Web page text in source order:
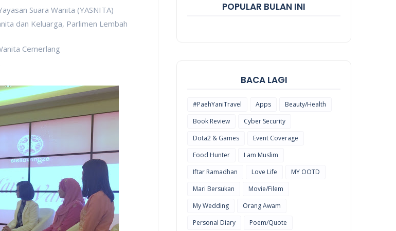
Suara Wanita (YASNITA)
dan Keluarga, Parlimen Lembah
Cemerlang
POPULAR BULAN INI
BACA LAGI
#PaehYaniTravel Apps
Beauty/Health
Book Review
Cyber Security
Dota2 & Games
Event Coverage
Food Hunter
I am Muslim
Iftar Ramadhan
Love Life
MY OOTD
Mari Bersukan
Movie/Filem
My Wedding
Orang Awam
Personal Diary
Poem/Quote